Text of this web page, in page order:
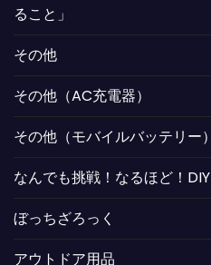
ること」
その他
その他（AC充電器）
その他（モバイルバッテリー）
なんでも挑戦！なるほど！DIY
ぼっちざろっく
アウトドア用品